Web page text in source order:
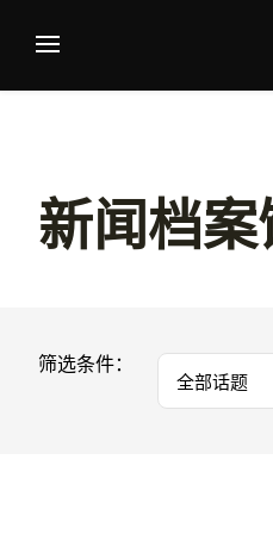
新闻档案
筛选条件：
全部话题